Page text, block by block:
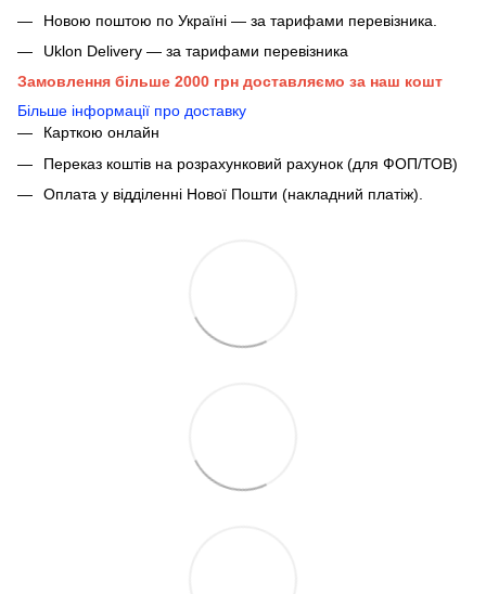
Новою поштою по Україні — за тарифами перевізника.
Uklon Delivery — за тарифами перевізника
Замовлення більше 2000 грн доставляємо за наш кошт
Більше інформації про доставку
Карткою онлайн
Переказ коштів на розрахунковий рахунок (для ФОП/ТОВ)
Оплата у відділенні Нової Пошти (накладний платіж).